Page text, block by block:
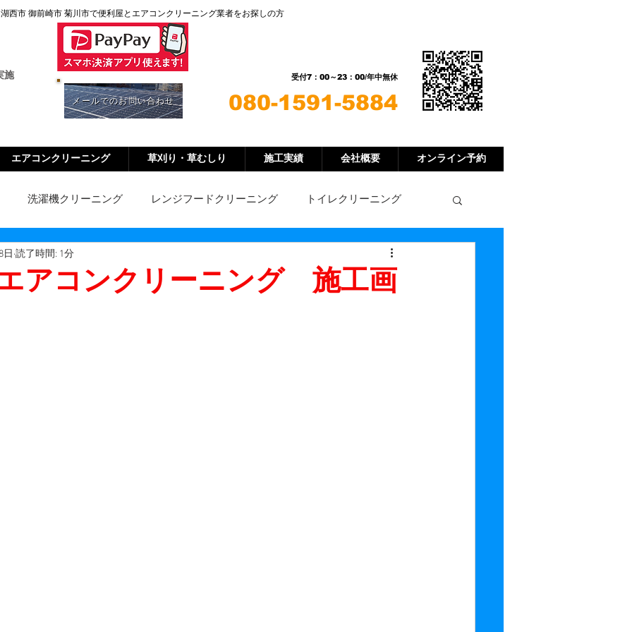
西市 御前崎市 菊川市で便利屋とエアコンクリーニング業者をお探しの方
施
メールでのお問い合わせ
受付7：00～23：00/年中無休
080-1591-5884
エアコンクリーニング 草刈り・草むしり 施工実績 会社概要 オンライン予約
洗濯機クリーニング レンジフードクリーニング トイレクリーニング
リーニング
アコンクリーニング 施工画
日 読了時間: 1分